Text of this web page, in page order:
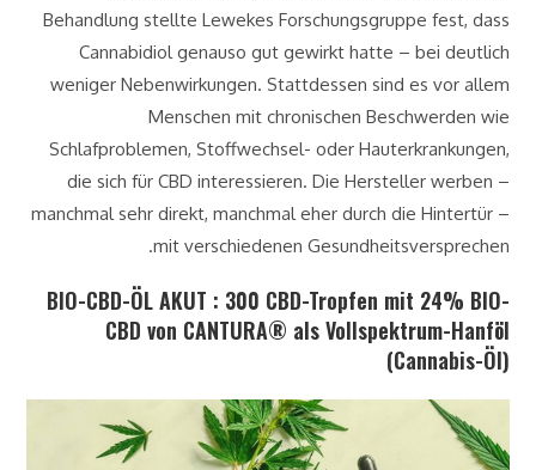
Behandlung stellte Lewekes Forschungsgruppe fest, dass
Cannabidiol genauso gut gewirkt hatte – bei deutlich
weniger Nebenwirkungen. Stattdessen sind es vor allem
Menschen mit chronischen Beschwerden wie
Schlafproblemen, Stoffwechsel- oder Hauterkrankungen,
die sich für CBD interessieren. Die Hersteller werben –
manchmal sehr direkt, manchmal eher durch die Hintertür –
mit verschiedenen Gesundheitsversprechen.
BIO-CBD-ÖL AKUT : 300 CBD-Tropfen mit 24% BIO-
CBD von CANTURA® als Vollspektrum-Hanföl
(Cannabis-Öl)